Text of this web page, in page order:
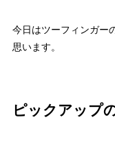
今日はツーフィンガー
思います。
ピックアップ